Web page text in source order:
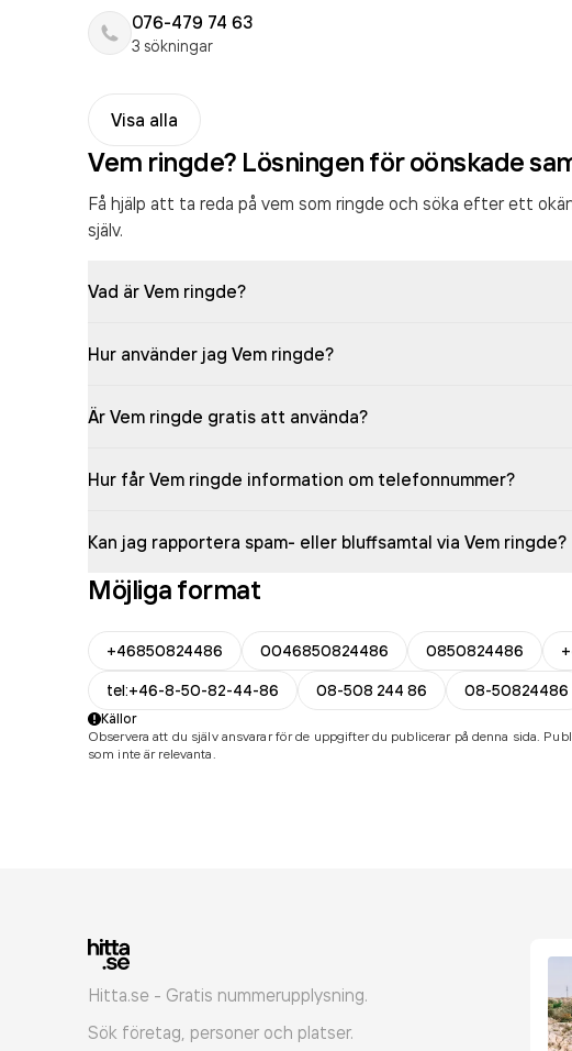
076-479 74 63
3 sökningar
Visa alla
Vem ringde? Lösningen för oönskade
Få hjälp att ta reda på vem som ringde och söka efter ett
själv.
Vad är Vem ringde?
Hur använder jag Vem ringde?
Är Vem ringde gratis att använda?
Hur får Vem ringde information om telefonnummer?
Kan jag rapportera spam- eller bluffsamtal via Vem ringde?
Möjliga format
+46850824486 0046850824486 0850824486
tel:+46-8-50-82-44-86
08-508 244 86 08-50824486
Källor
Observera att du själv ansvarar för de uppgifter du publicerar på denna sida.
som inte är relevanta.
Hitta.se - Gratis nummerupplysning.
Sök företag, personer och platser.